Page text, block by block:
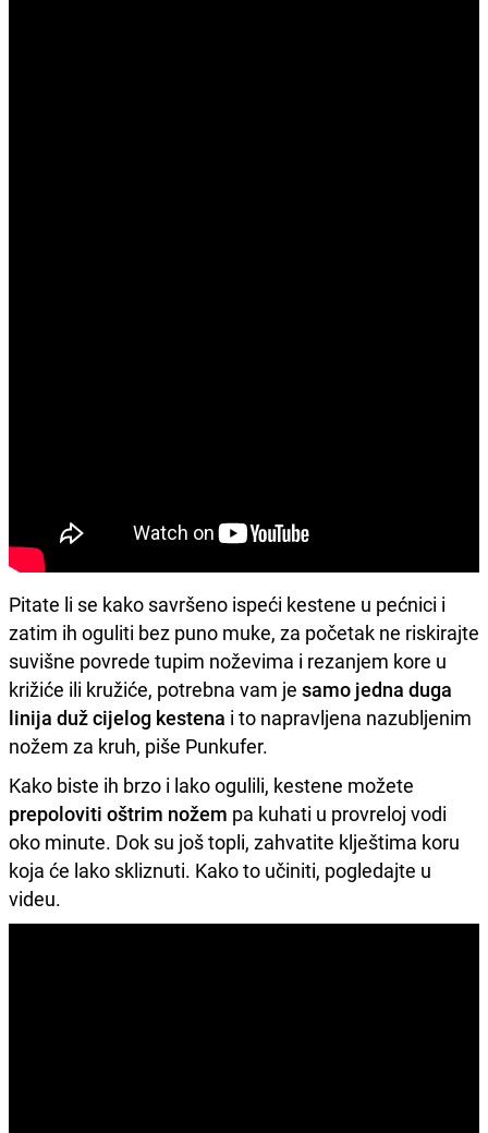
Pitate li se kako savršeno ispeći kestene u pećnici i
zatim ih oguliti bez puno muke, za početak ne riskirajte
suvišne povrede tupim noževima i rezanjem kore u
križiće ili kružiće, potrebna vam je samo jedna duga
linija duž cijelog kestena i to napravljena nazubljenim
nožem za kruh, piše Punkufer.
Kako biste ih brzo i lako ogulili, kestene možete
prepoloviti oštrim nožem pa kuhati u provreloj vodi
oko minute. Dok su još topli, zahvatite klještima koru
koja će lako skliznuti. Kako to učiniti, pogledajte u
videu.